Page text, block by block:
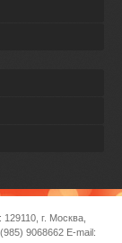
г. Москва,
9068662 E-mail: